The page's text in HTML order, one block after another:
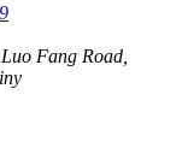
Fang Road,